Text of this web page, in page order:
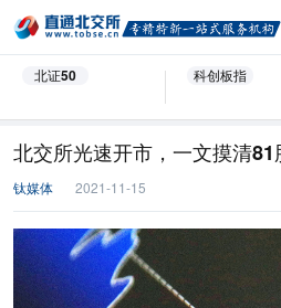
北证50 科创板指
北交所光速开市，一文摸清
钛媒体 2021-11-15